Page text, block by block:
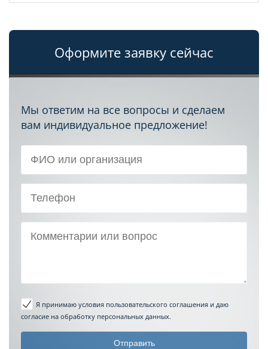
Оформите заявку сейчас
Мы ответим на все вопросы и сделаем
вам индивидуальное предложение!
Я принимаю условия пользовательского соглашения и даю
согласие на обработку персональных данных.